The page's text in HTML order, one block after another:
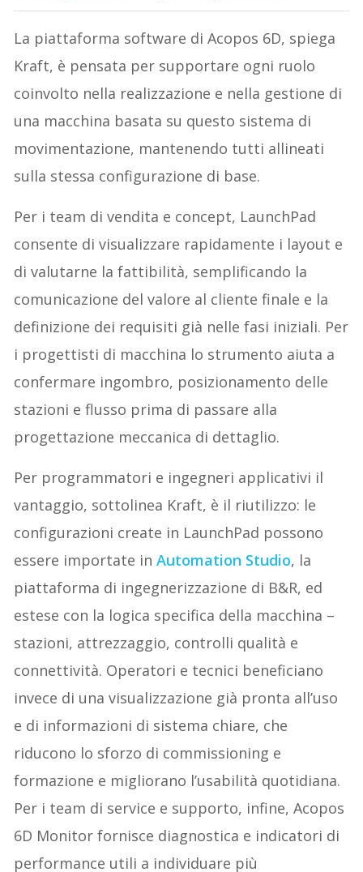
La piattaforma software di Acopos 6D, spiega
Kraft, è pensata per supportare ogni ruolo
coinvolto nella realizzazione e nella gestione di
una macchina basata su questo sistema di
movimentazione, mantenendo tutti allineati
sulla stessa configurazione di base.
Per i team di vendita e concept, LaunchPad
consente di visualizzare rapidamente i layout e
di valutarne la fattibilità, semplificando la
comunicazione del valore al cliente finale e la
definizione dei requisiti già nelle fasi iniziali. Per
i progettisti di macchina lo strumento aiuta a
confermare ingombro, posizionamento delle
stazioni e flusso prima di passare alla
progettazione meccanica di dettaglio.
Per programmatori e ingegneri applicativi il
vantaggio, sottolinea Kraft, è il riutilizzo: le
configurazioni create in LaunchPad possono
essere importate inAutomation Studio, la
piattaforma di ingegnerizzazione di B&R, ed
estese con la logica specifica della macchina –
stazioni, attrezzaggio, controlli qualità e
connettività. Operatori e tecnici beneficiano
invece di una visualizzazione già pronta all’uso
e di informazioni di sistema chiare, che
riducono lo sforzo di commissioning e
formazione e migliorano l’usabilità quotidiana.
Per i team di service e supporto, infine, Acopos
6D Monitor fornisce diagnostica e indicatori di
performance utili a individuare più